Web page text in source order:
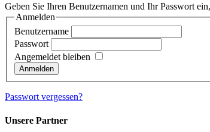
Geben Sie Ihren Benutzernamen und Ihr Passwort
Anmelden
Benutzername
Passwort
Angemeldet bleiben
Passwort vergessen?
Unsere Partner